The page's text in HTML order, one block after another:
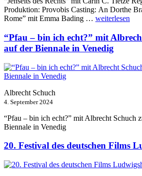
Produktion: Provobis Casting: An Dorthe
Rome” mit Emma Bading … „Internationale
Filmtage“
weiterlesen
“Pfau – bin ich echt?” mit
auf der Biennale in Venedig
Albrecht Schuch
4. September 2024
“Pfau – bin ich echt?” mit Albrecht Schuch
Biennale in Venedig
20. Festival des deutschen Films